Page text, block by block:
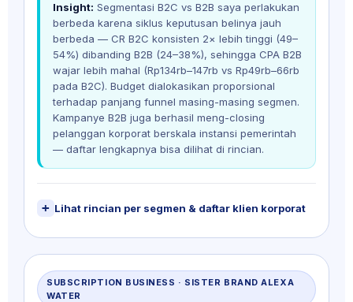
Insight: Segmentasi B2C vs B2B saya perlakukan
berbeda karena siklus keputusan belinya jauh
berbeda — CR B2C konsisten 2× lebih tinggi (49–
54%) dibanding B2B (24–38%), sehingga CPA B2B
wajar lebih mahal (Rp134rb–147rb vs Rp49rb–66rb
pada B2C). Budget dialokasikan proporsional
terhadap panjang funnel masing-masing segmen.
Kampanye B2B juga berhasil meng-closing
pelanggan korporat berskala instansi pemerintah
— daftar lengkapnya bisa dilihat di rincian.
Lihat rincian per segmen & daftar klien korporat
SUBSCRIPTION BUSINESS · SISTER BRAND ALEXA
WATER